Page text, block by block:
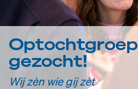
Optochtgroep
gezocht!
Wij zèn wie gij zèt